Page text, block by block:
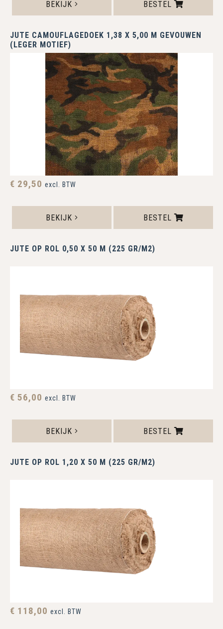
BEKIJK BESTEL
JUTE CAMOUFLAGEDOEK 1,38 X 5,00 M GEVOUWEN
(LEGER MOTIEF)
€ 29,50 excl. BTW
BEKIJK BESTEL
JUTE OP ROL 0,50 X 50 M (225 GR/M2)
€ 56,00 excl. BTW
BEKIJK BESTEL
JUTE OP ROL 1,20 X 50 M (225 GR/M2)
€ 118,00 excl. BTW